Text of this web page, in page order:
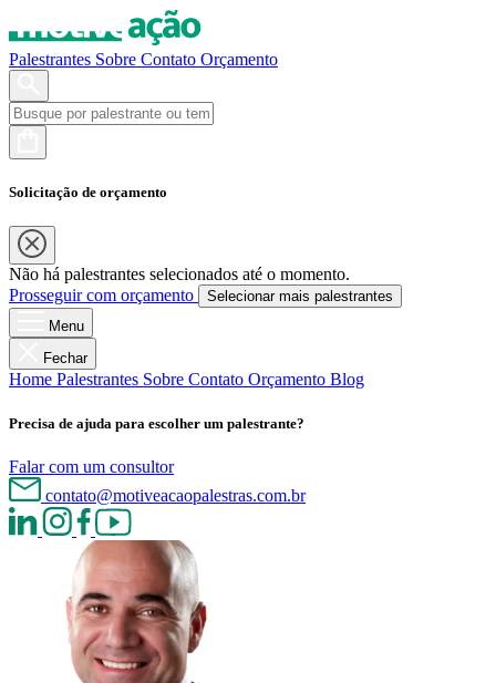
Palestrantes Sobre Contato Orçamento
Solicitação de orçamento
Não há palestrantes selecionados até o momento.
Prosseguir com orçamento
Selecionar mais palestrantes
Menu
Fechar
Home Palestrantes Sobre Contato Orçamento Blog
Precisa de ajuda para escolher um palestrante?
Falar com um consultor
contato@motiveacaopalestras.com.br